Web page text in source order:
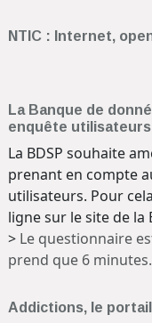
NTIC : Internet,
La Banque de
enquête utilisateurs
La BDSP souhaite
prenant en compte
utilisateurs. Pour
ligne sur le site de la
> Le questionnaire
prend que 6 minutes.
Addictions, le